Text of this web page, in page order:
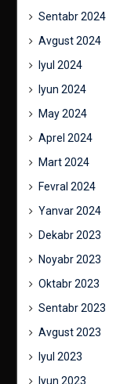
Sentabr 2024
Avgust 2024
Iyul 2024
Iyun 2024
May 2024
Aprel 2024
Mart 2024
Fevral 2024
Yanvar 2024
Dekabr 2023
Noyabr 2023
Oktabr 2023
Sentabr 2023
Avgust 2023
Iyul 2023
Iyun 2023